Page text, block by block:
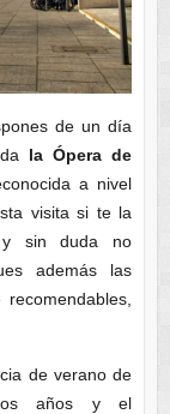
de un día
la Ópera de
a nivel
visita si te la
y sin duda no
además las
de verano de
años y el